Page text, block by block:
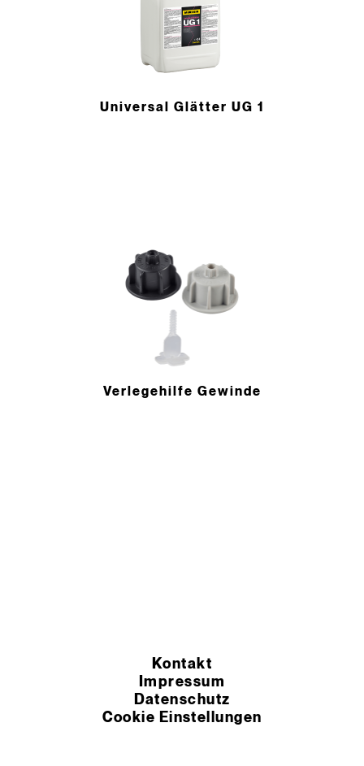
Universal Glätter UG 1
Verlegehilfe Gewinde
Kontakt
Impressum
Datenschutz
Cookie Einstellungen